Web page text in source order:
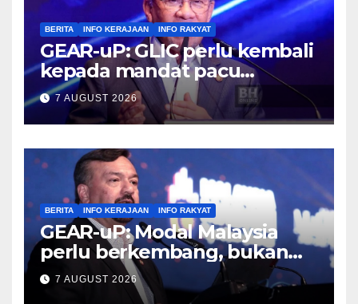
BERITA INFO KERAJAAN INFO RAKYAT
GEAR-uP: GLIC perlu kembali
kepada mandat pacu
pembangunan negara –
Anwar
7 AUGUST 2026
BERITA INFO KERAJAAN INFO RAKYAT
GEAR-uP: Modal Malaysia
perlu berkembang, bukan
sekadar beredar – Amir
Hamzah
7 AUGUST 2026